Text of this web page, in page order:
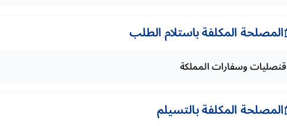
المصلحة المكلفة باستلام الطلب
قنصليات وسفارات المملكة
المصلحة المكلفة بالتسيلم